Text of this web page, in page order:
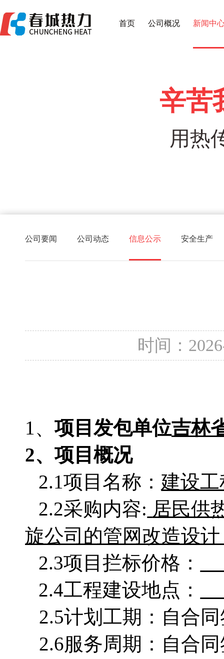
首页 公司概况 新闻中
辛苦
用热
公司要闻 公司动态 信息公示 安全生产
时间：
1、 项目发包单位吉林
2、项目概况
2.1项目名称： 建设
2.2采购内容: 居民供
旋公司的管网改造设计
2.3项目拦标价格：
2.4工程建设地点：
2.5计划工期：自合
2.6服务周期：自